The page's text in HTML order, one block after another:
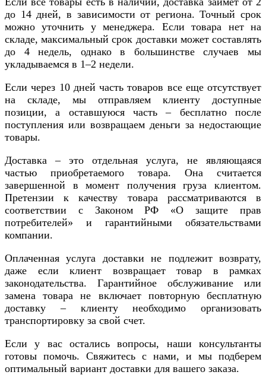
до 14 дней, в зависимости от региона. Точный срок
можно уточнить у менеджера. Если товара нет на
складе, максимальный срок доставки может составлять
до 4 недель, однако в большинстве случаев мы
укладываемся в 1–2 недели.
Если через 10 дней часть товаров все еще отсутствует
на складе, мы отправляем клиенту доступные
позиции, а оставшуюся часть – бесплатно после
поступления или возвращаем деньги за недостающие
товары.
Доставка – это отдельная услуга, не являющаяся
частью приобретаемого товара. Она считается
завершенной в момент получения груза клиентом.
Претензии к качеству товара рассматриваются в
соответствии с Законом РФ «О защите прав
потребителей» и гарантийными обязательствами
компании.
Оплаченная услуга доставки не подлежит возврату,
даже если клиент возвращает товар в рамках
законодательства. Гарантийное обслуживание или
замена товара не включает повторную бесплатную
доставку – клиенту необходимо организовать
транспортировку за свой счет.
Если у вас остались вопросы, наши консультанты
готовы помочь. Свяжитесь с нами, и мы подберем
оптимальный вариант доставки для вашего заказа.